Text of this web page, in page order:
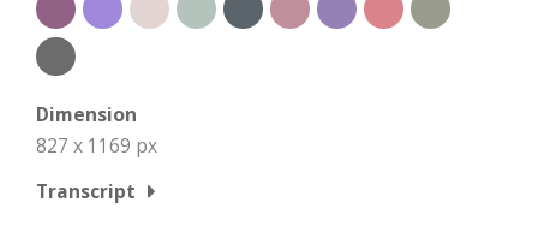
Dimension
827 x 1169 px
Transcript